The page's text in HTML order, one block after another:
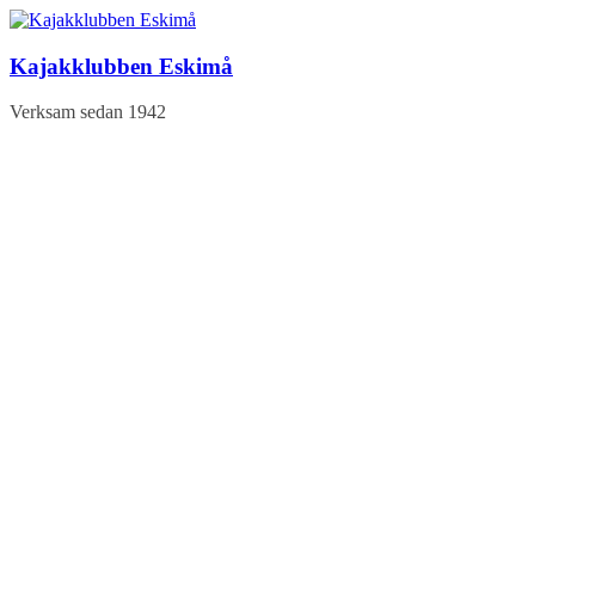
Hoppa
innehåll
Kajakklubben Eskimå
Verksam sedan 1942